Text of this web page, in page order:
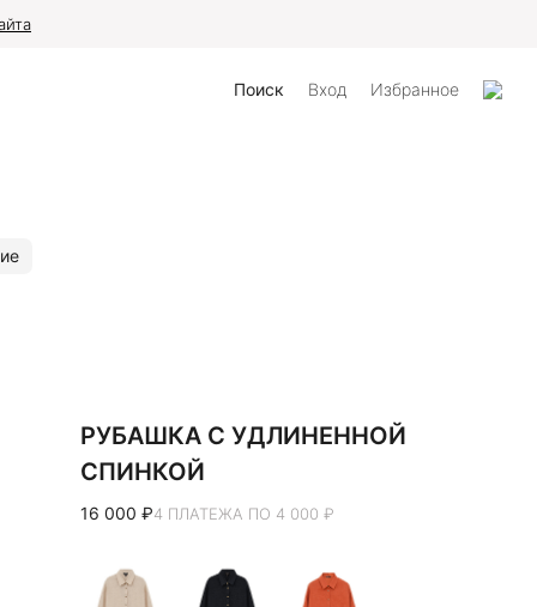
Поиск Вход Избранное
РУБАШКА С УДЛИНЕННОЙ
СПИНКОЙ
16 000 ₽4 ПЛАТЕЖА ПО 4 000 ₽